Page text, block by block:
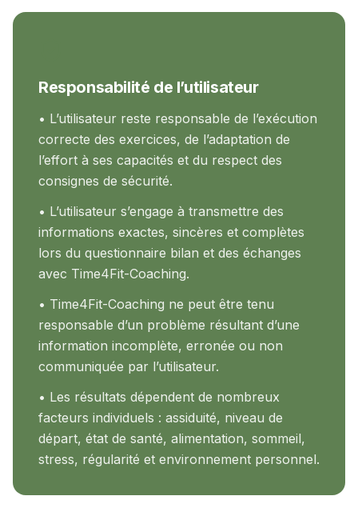
Responsabilité de l’utilisateur
• L’utilisateur reste responsable de l’exécution
correcte des exercices, de l’adaptation de
l’effort à ses capacités et du respect des
consignes de sécurité.
• L’utilisateur s’engage à transmettre des
informations exactes, sincères et complètes
lors du questionnaire bilan et des échanges
avec Time4Fit-Coaching.
• Time4Fit-Coaching ne peut être tenu
responsable d’un problème résultant d’une
information incomplète, erronée ou non
communiquée par l’utilisateur.
• Les résultats dépendent de nombreux
facteurs individuels : assiduité, niveau de
départ, état de santé, alimentation, sommeil,
stress, régularité et environnement personnel.